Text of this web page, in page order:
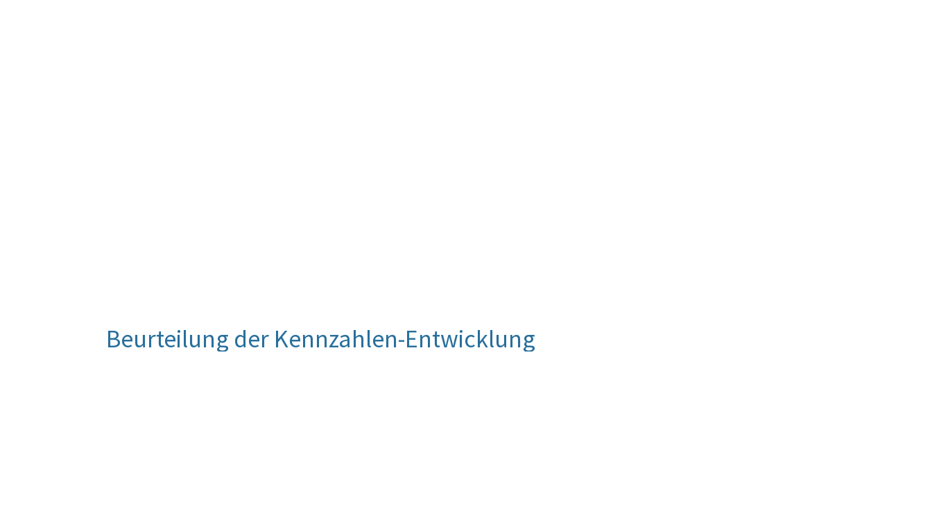
Beurteilung der Kennzahlen-Entwicklung